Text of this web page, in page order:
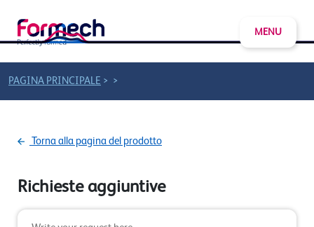
MENU
PAGINA PRINCIPALE > >
Torna alla pagina del prodotto
Richieste aggiuntive